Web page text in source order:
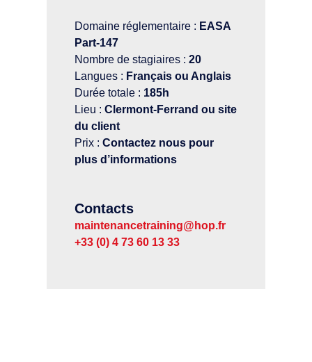
Domaine réglementaire : EASA
Part-147
Nombre de stagiaires :20
Langues : Français ou Anglais
Durée totale : 185h
Lieu :Clermont-Ferrand ou site
du client
Prix :Contactez nous pour
plus d’informations
Contacts
maintenancetraining@hop.fr
+33 (0) 4 73 60 13 33